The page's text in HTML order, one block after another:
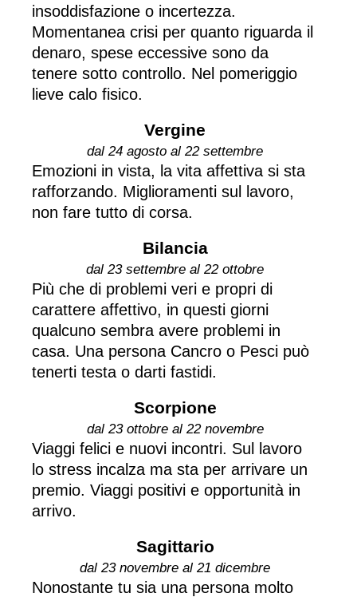
insoddisfazione o incertezza.
Momentanea crisi per quanto riguarda il
denaro, spese eccessive sono da
tenere sotto controllo. Nel pomeriggio
lieve calo fisico.
Vergine
dal 24 agosto al 22 settembre
Emozioni in vista, la vita affettiva si sta
rafforzando. Miglioramenti sul lavoro,
non fare tutto di corsa.
Bilancia
dal 23 settembre al 22 ottobre
Più che di problemi veri e propri di
carattere affettivo, in questi giorni
qualcuno sembra avere problemi in
casa. Una persona Cancro o Pesci può
tenerti testa o darti fastidi.
Scorpione
dal 23 ottobre al 22 novembre
Viaggi felici e nuovi incontri. Sul lavoro
lo stress incalza ma sta per arrivare un
premio. Viaggi positivi e opportunità in
arrivo.
Sagittario
dal 23 novembre al 21 dicembre
Nonostante tu sia una persona molto